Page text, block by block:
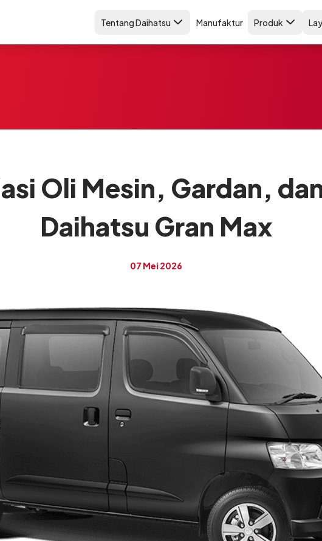
Tentang Daihatsu Manufaktur Produk
Oli Mesin, Gardan,
Daihatsu Gran Max
07 Mei 2026